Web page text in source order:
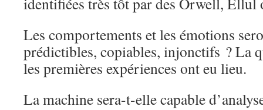
Les comportements et les émotions
prédictibles, copiables, injonctifs ? La
les premières expériences ont eu lieu.
La machine sera-t-elle capable